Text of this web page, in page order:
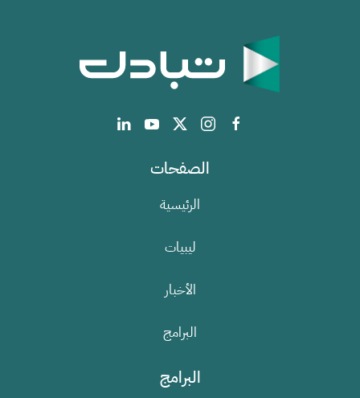
الصفحات
الرئيسية
ليبيات
الأخبار
البرامج
البرامج